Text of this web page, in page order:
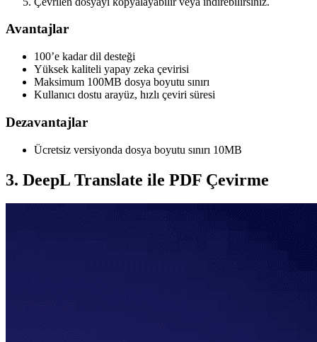
Avantajlar
100’e kadar dil desteği
Yüksek kaliteli yapay zeka çevirisi
Maksimum 100MB dosya boyutu sınırı
Kullanıcı dostu arayüz, hızlı çeviri süresi
Dezavantajlar
Ücretsiz versiyonda dosya boyutu sınırı 10MB
3. DeepL Translate ile PDF Çevirme